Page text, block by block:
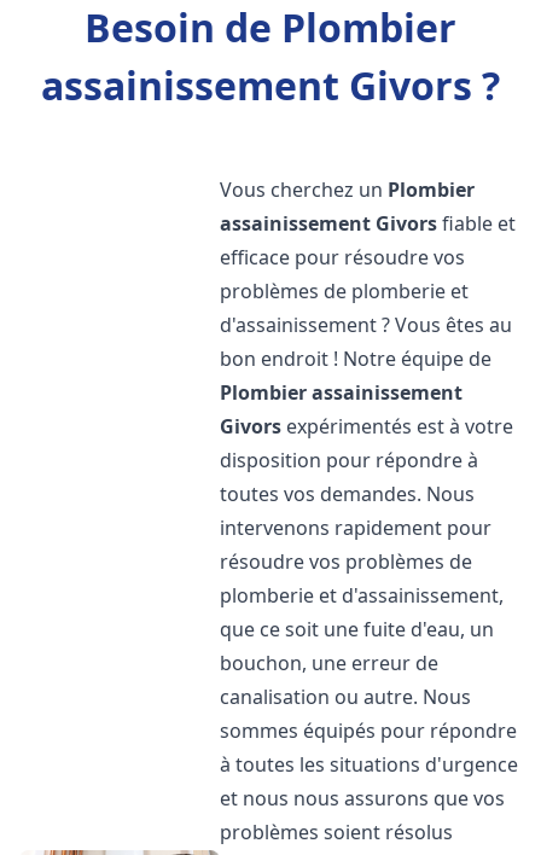
Besoin de Plombier
assainissement Givors ?
Vous cherchez un Plombier
assainissement Givorsfiable et
efficace pour résoudre vos
problèmes de plomberie et
d'assainissement ? Vous êtes au
bon endroit ! Notre équipe de
Plombier assainissement
Givors expérimentés est à votre
disposition pour répondre à
toutes vos demandes. Nous
intervenons rapidement pour
résoudre vos problèmes de
plomberie et d'assainissement,
que ce soit une fuite d'eau, un
bouchon, une erreur de
canalisation ou autre. Nous
sommes équipés pour répondre
à toutes les situations d'urgence
et nous nous assurons que vos
problèmes soient résolus